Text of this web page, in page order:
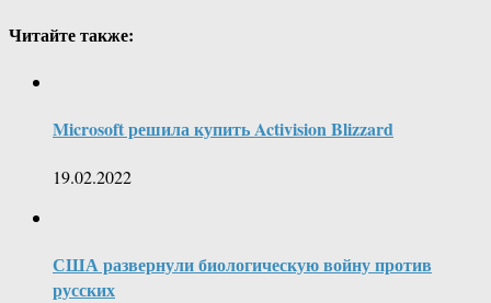
Читайте также:
Microsoft решила купить Activision Blizzard
19.02.2022
США развернули биологическую войну против
русских